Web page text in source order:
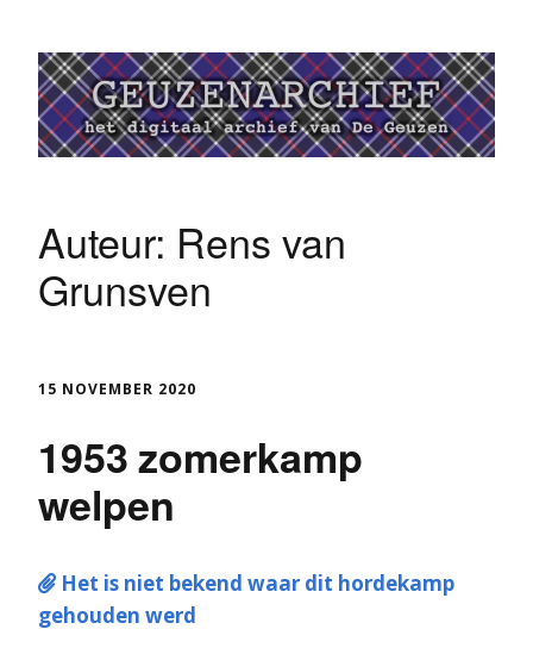
Auteur: Rens van
Grunsven
15 NOVEMBER 2020
1953 zomerkamp
welpen
 Het is niet bekend waar dit hordekamp
gehouden werd